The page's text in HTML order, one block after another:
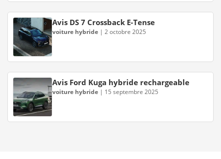
Avis DS 7 Crossback E-Tense
voiture hybride | 2 octobre 2025
Avis Ford Kuga hybride rechargeable
voiture hybride | 15 septembre 2025